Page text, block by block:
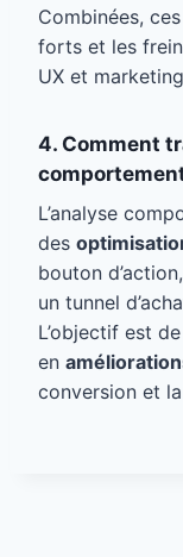
Combinées,
forts et les
UX et
4. Comment
L’analyse
des
bouton
un tunnel
L’objectif est
en
conversion et